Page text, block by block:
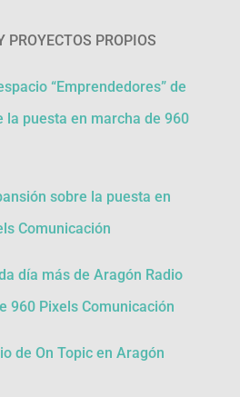
PROYECTOS PROPIOS
“Emprendedores” de
la puesta en marcha de 960
sobre la puesta en
Comunicación
día más de Aragón Radio
960 Pixels Comunicación
de On Topic en Aragón